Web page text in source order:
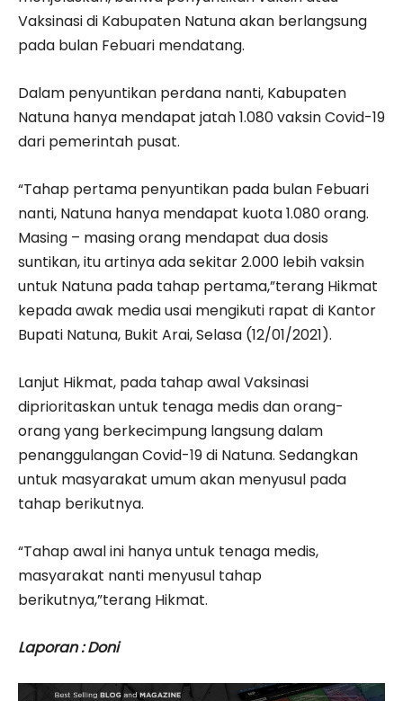
Vaksinasi di Kabupaten Natuna akan berlangsung
pada bulan Febuari mendatang.
Dalam penyuntikan perdana nanti, Kabupaten
Natuna hanya mendapat jatah 1.080 vaksin Covid-19
dari pemerintah pusat.
“Tahap pertama penyuntikan pada bulan Febuari
nanti, Natuna hanya mendapat kuota 1.080 orang.
Masing – masing orang mendapat dua dosis
suntikan, itu artinya ada sekitar 2.000 lebih vaksin
untuk Natuna pada tahap pertama,”terang Hikmat
kepada awak media usai mengikuti rapat di Kantor
Bupati Natuna, Bukit Arai, Selasa (12/01/2021).
Lanjut Hikmat, pada tahap awal Vaksinasi
diprioritaskan untuk tenaga medis dan orang-
orang yang berkecimpung langsung dalam
penanggulangan Covid-19 di Natuna. Sedangkan
untuk masyarakat umum akan menyusul pada
tahap berikutnya.
“Tahap awal ini hanya untuk tenaga medis,
masyarakat nanti menyusul tahap
berikutnya,”terang Hikmat.
Laporan : Doni